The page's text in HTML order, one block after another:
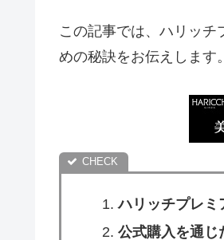
この記事では、ハリッチ
めの秘訣をお伝えします。
ハリッチプレミ
公式購入を通じ